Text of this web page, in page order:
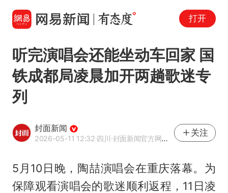
打开
听完演唱会还能坐动车回家 国
铁成都局凌晨加开两趟歌迷专
列
封面新闻
2026-05-11 12:32·四川·封面新闻官方网易号
关注
5月10日晚，陶喆演唱会在重庆落幕。为
保障观看演唱会的歌迷顺利返程，11日凌